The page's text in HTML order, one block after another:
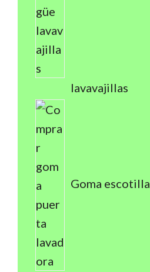
lavavajillas
Goma escotilla